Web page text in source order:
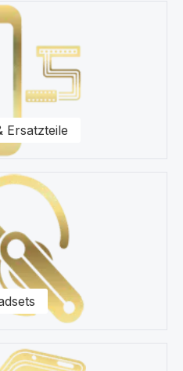
bezüglich
für Ihr Xiaomi 13
Ersatzteile